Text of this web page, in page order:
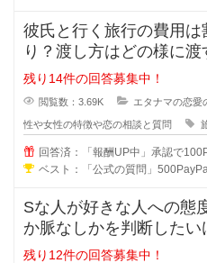
彼氏と行く旅行の費用
り？渡し方はどの様に
金額が決まっている場合
残り14件の回答募集中！
閲覧数：3.69K エタナマの恋愛
性や女性の特徴や恋の相談と質問
回答済：「報酬UP中」承認で
ベスト：「公式の質問」
Sな人が好きな人への態
か脈なしかを判断した
考えで好きな人への態度
残り12件の回答募集中！